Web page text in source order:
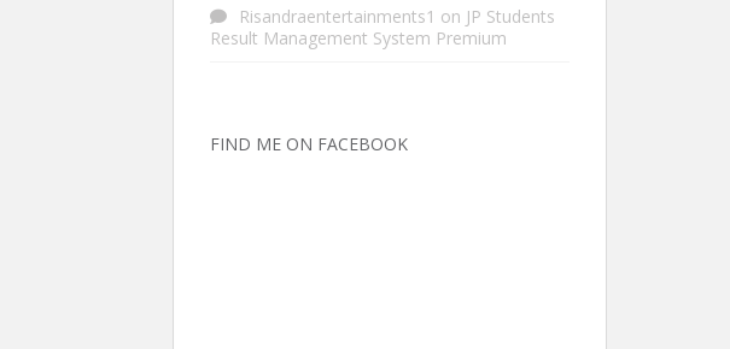
Risandraentertainments1 on JP Students
Result Management System Premium
FIND ME ON FACEBOOK